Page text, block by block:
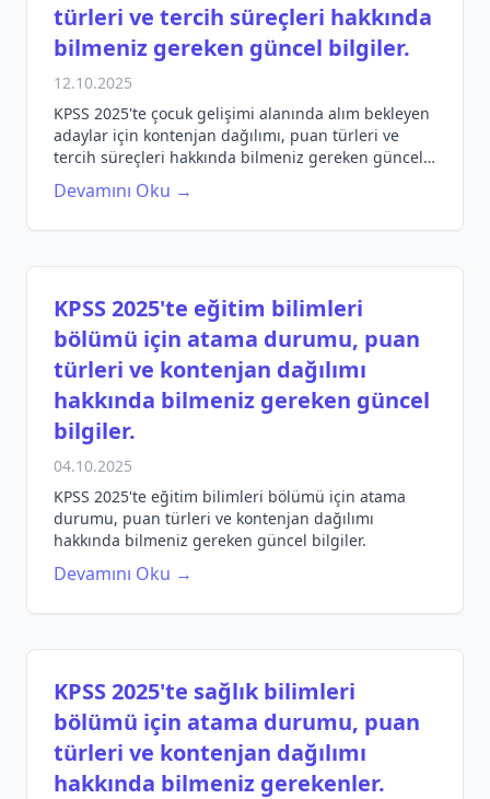
türleri ve tercih süreçleri hakkında
bilmeniz gereken güncel bilgiler.
12.10.2025
KPSS 2025'te çocuk gelişimi alanında alım bekleyen
adaylar için kontenjan dağılımı, puan türleri ve
tercih süreçleri hakkında bilmeniz gereken güncel
bilgiler. Başarıya giden yolda ihtiyaç duyduğunuz
her şey burada!
Devamını Oku →
KPSS 2025'te eğitim bilimleri
bölümü için atama durumu, puan
türleri ve kontenjan dağılımı
hakkında bilmeniz gereken güncel
bilgiler.
04.10.2025
KPSS 2025'te eğitim bilimleri bölümü için atama
durumu, puan türleri ve kontenjan dağılımı
hakkında bilmeniz gereken güncel bilgiler.
Devamını Oku →
KPSS 2025'te sağlık bilimleri
bölümü için atama durumu, puan
türleri ve kontenjan dağılımı
hakkında bilmeniz gerekenler.